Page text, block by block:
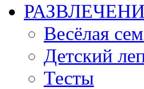
Весёлая
Детский
Тесты